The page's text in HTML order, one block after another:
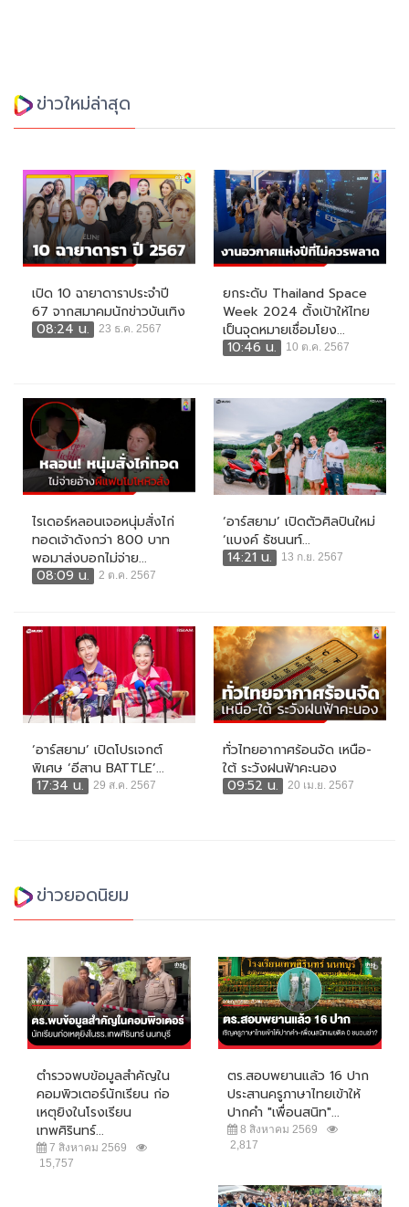
ข่าวใหม่ล่าสุด
เปิด 10 ฉายาดาราประจำปี
67 จากสมาคมนักข่าวบันเทิง
08:24 น.
23 ธ.ค. 2567
ยกระดับ Thailand Space
Week 2024 ตั้งเป้าให้ไทย
เป็นจุดหมายเชื่อมโยง...
10:46 น.
10 ต.ค. 2567
ไรเดอร์หลอนเจอหนุ่มสั่งไก่
ทอดเจ้าดังกว่า 800 บาท
พอมาส่งบอกไม่จ่าย...
08:09 น.
2 ต.ค. 2567
‘อาร์สยาม’ เปิดตัวศิลปินใหม่
‘แบงค์ ธัชนนท์...
14:21 น.
13 ก.ย. 2567
‘อาร์สยาม’ เปิดโปรเจกต์
พิเศษ ‘อีสาน BATTLE’...
17:34 น.
29 ส.ค. 2567
ทั่วไทยอากาศร้อนจัด เหนือ-
ใต้ ระวังฝนฟ้าคะนอง
09:52 น.
20 เม.ย. 2567
ข่าวยอดนิยม
ตำรวจพบข้อมูลสำคัญใน
คอมพิวเตอร์นักเรียน ก่อ
เหตุยิงในโรงเรียน
เทพศิรินทร์...
7 สิงหาคม 2569
15,757
ตร.สอบพยานแล้ว 16 ปาก
ประสานครูภาษาไทยเข้าให้
ปากคำ "เพื่อนสนิท"...
8 สิงหาคม 2569
2,817